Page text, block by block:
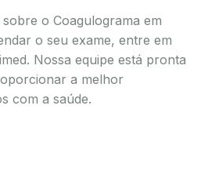
o Coagulograma em
o seu exame, entre em
Nossa equipe está pronta
a melhor
com a saúde.